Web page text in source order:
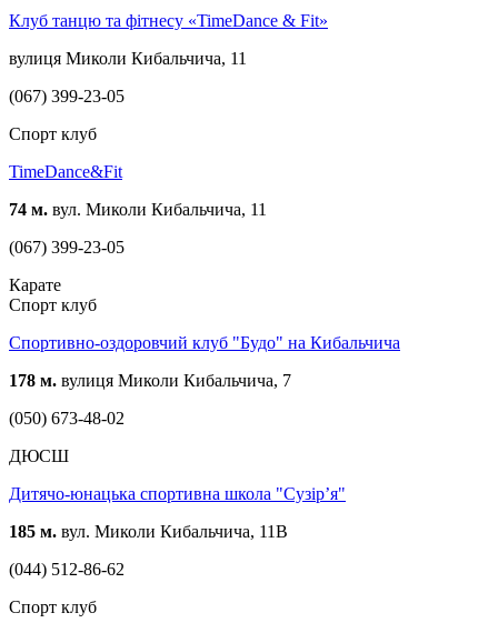
Клуб танцю та фітнесу «TimeDance & Fit»
вулиця Миколи Кибальчича, 11
(067) 399-23-05
Спорт клуб
TimeDance&Fit
74 м. вул. Миколи Кибальчича, 11
(067) 399-23-05
Карате
Спорт клуб
Спортивно-оздоровчий клуб "Будо" на Кибальчича
178 м. вулиця Миколи Кибальчича, 7
(050) 673-48-02
ДЮСШ
Дитячо-юнацька спортивна школа "Сузір’я"
185 м. вул. Миколи Кибальчича, 11В
(044) 512-86-62
Спорт клуб